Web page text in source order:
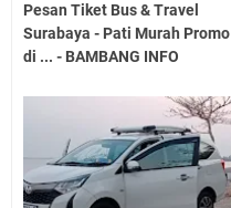
Pesan Tiket Bus & Travel
Surabaya - Pati Murah Promo
di ... - BAMBANG INFO